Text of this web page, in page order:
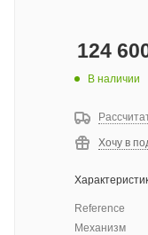
124
В наличии
Хочу в
Reference
Механизм